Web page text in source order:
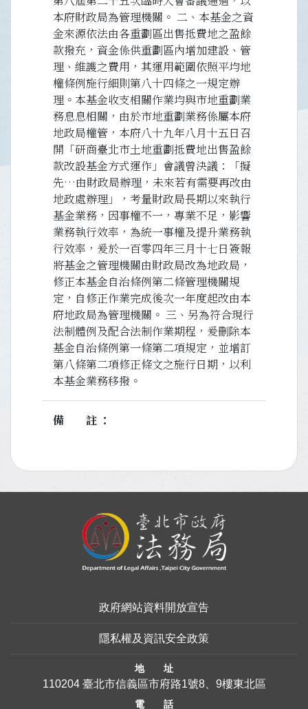
本府財政局為管理機關。 二、本基金之資
金來源依法由各重劃區出售抵費地之盈餘
款撥充，資金係供重劃區內增加建設、管
理、維護之費用，其運用範圍依照平均地
權條例施行細則第八十四條之一規定辦
理。本基金收支相關作業均與市地重劃業
務息息相關，由於市地重劃業務係屬本府
地政局權管，本府八十九年八月十五日召
開「研商臺北市土地重劃抵費地出售盈餘
款改設基金方式運作」會議曾決議：「擬
先…由財政局辦理，未來若有需要再改由
地政處辦理」，考量財政局長期以來執行
基金業務，因事權不一，專業不足，影響
業務執行效率，為統一事權及提升業務執
行效率，爰於一百零四年三月十七日簽報
將基金之管理機關由財政局改為地政局，
修正本基金自治條例第二條管理機關規
定，自修正作業完成後次一年度起改由本
府地政局為管理機關。 三、另為符合現行
法制體例及配合法制作業期程，爰刪除本
基金自治條例第一條第二項規定，並增訂
第八條第二項修正條文之施行日期，以利
本基金業務移撥。
備註
政府網站資料開放宣告
隱私權及資訊安全政策
地 址
110204 臺北市信義區市府路1號8、9樓東北區
電 話